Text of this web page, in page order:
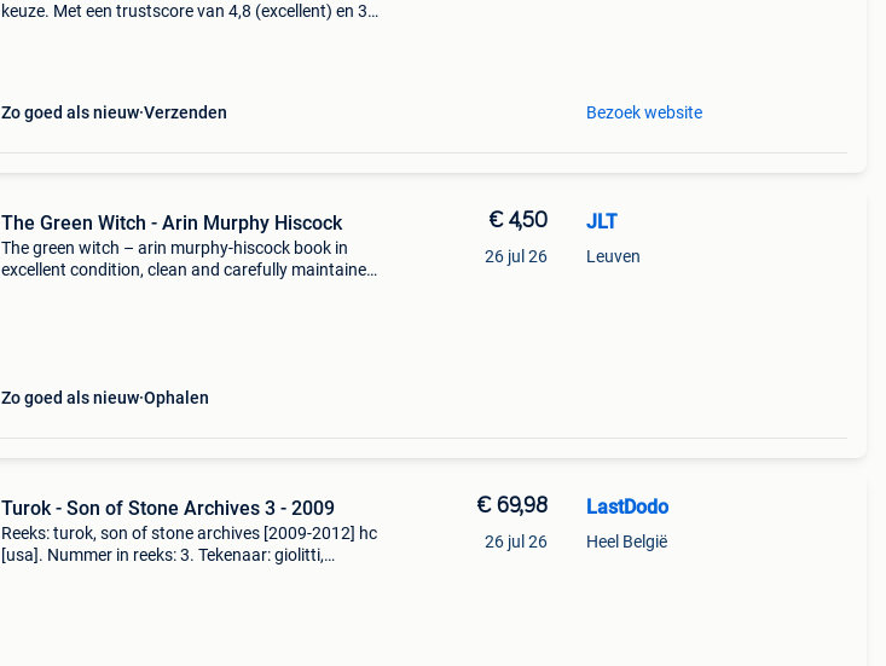
keuze. Met een trustscore van 4,8 (excellent) en 30
Zo goed als nieuw Verzenden Bezoek website
The Green Witch - Arin Murphy Hiscock
The green witch – arin murphy-hiscock book in
excellent condition, clean and carefully maintained.
Zo goed als nieuw Ophalen
€ 4,50
26 jul 26
JLT
Leuven
Turok - Son of Stone Archives 3 - 2009
Reeks: turok, son of stone archives [2009-2012] hc
[usa]. Nummer in reeks: 3. Tekenaar: giolitti,
€ 69,98
26 jul 26
LastDodo
Heel België